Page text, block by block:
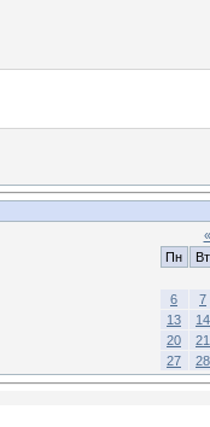
«
Пн
Вт
6
7
13
14
20
21
27
28